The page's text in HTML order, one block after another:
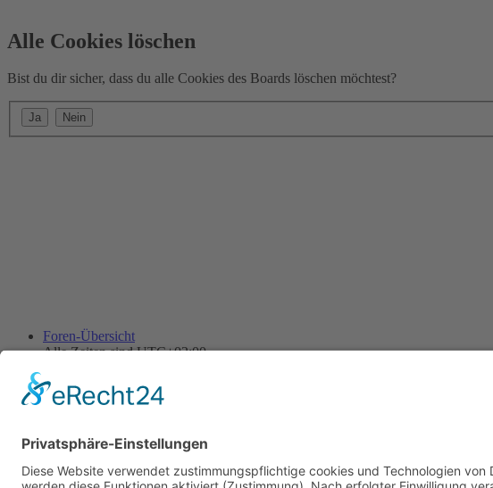
Alle Cookies löschen
Bist du dir sicher, dass du alle Cookies des Boards löschen möchtest?
Foren-Übersicht
Alle Zeiten sindUTC+02:00
Powered byphpBB® Forum Software © phpBB Limited